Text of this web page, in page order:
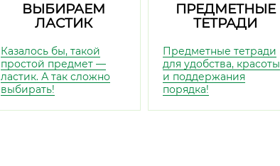
ВЫБИРАЕМ
ЛАСТИК
Казалось бы, такой
простой предмет —
ластик. А так сложно
выбирать!
ПРЕДМЕТНЫЕ
ТЕТРАДИ
Предметные тетради
для удобства, красоты
и поддержания
порядка!